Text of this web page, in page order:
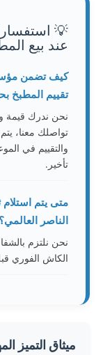
💡
عند بيع
كيف تضمن
تقييم المطبخ
نحن ندرك قيمة
تواصلك معنا،
والتقييم في
تأخير.
متى يتم
الناصر العالمي؟
نحن نلتزم
الكاش الفوري
ميثاق التميز